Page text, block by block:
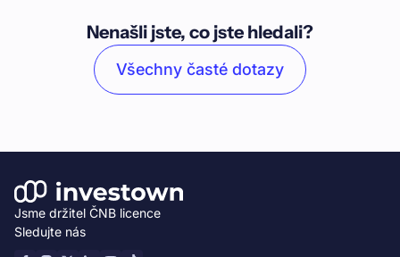
Nenašli jste, co jste hledali?
Všechny časté dotazy
Jsme držitel ČNB licence
Sledujte nás